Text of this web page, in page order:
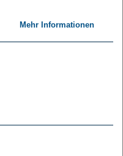
Mehr Informationen